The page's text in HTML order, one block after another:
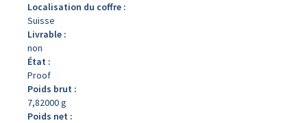
Localisation du coffre :
Suisse
Livrable :
non
État :
Proof
Poids brut :
7,82000 g
Poids net :